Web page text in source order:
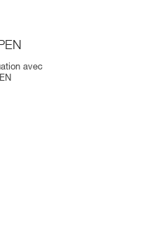
avec